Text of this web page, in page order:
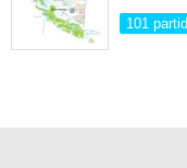
101